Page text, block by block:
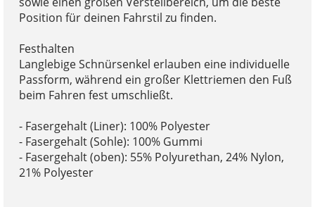
Position für deinen Fahrstil zu finden.
Festhalten
Langlebige Schnürsenkel erlauben eine individuelle
Passform, während ein großer Klettriemen den Fuß
beim Fahren fest umschließt.
- Fasergehalt (Liner): 100% Polyester
- Fasergehalt (Sohle): 100% Gummi
- Fasergehalt (oben): 55% Polyurethan, 24% Nylon,
21% Polyester